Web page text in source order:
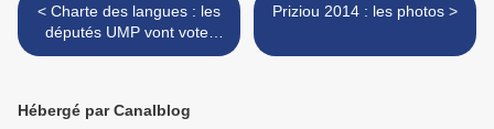
< Charte des langues : les
députés UMP vont voter
pour, mais pas tous
Priziou 2014 : les photos >
Hébergé par Canalblog